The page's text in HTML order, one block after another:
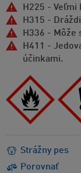
H225 - Veľmi
H315 -
H336 - Môže
H411 -
účinkami.
Strážny pes
Porovnať